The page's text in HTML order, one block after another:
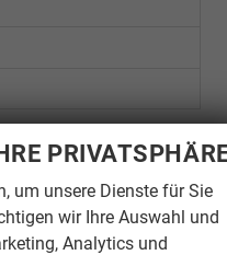
(0)
um unsere Dienste für Sie
wir Ihre Auswahl und
Analytics und